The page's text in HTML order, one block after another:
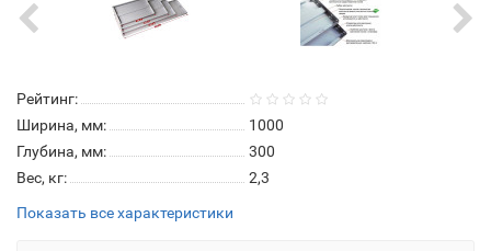
Рейтинг:
Ширина, мм:
1000
Глубина, мм:
300
Вес, кг:
2,3
Показать все характеристики